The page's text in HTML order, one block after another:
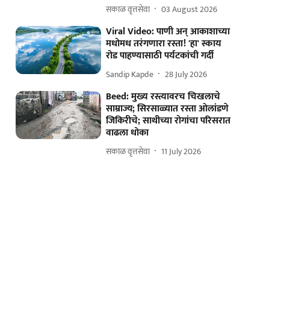
सकाळ वृत्तसेवा 03 August 2026
Viral Video: पाणी अन् आकाशाच्या
मधोमध तरंगणारा रस्ता! 'हा' स्काय
रोड पाहण्यासाठी पर्यटकांची गर्दी
Sandip Kapde 28 July 2026
Beed: मुख्य रस्त्यावरच चिखलाचे
साम्राज्य; सिरसाळ्यात रस्ता ओलांडणे
जिकिरीचे; साथीच्या रोगांचा परिसरात
वाढला धोका
सकाळ वृत्तसेवा 11 July 2026